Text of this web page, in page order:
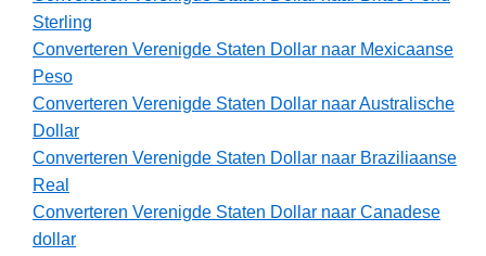
Sterling
Converteren Verenigde Staten Dollar naar Mexicaanse
Peso
Converteren Verenigde Staten Dollar naar Australische
Dollar
Converteren Verenigde Staten Dollar naar Braziliaanse
Real
Converteren Verenigde Staten Dollar naar Canadese
dollar